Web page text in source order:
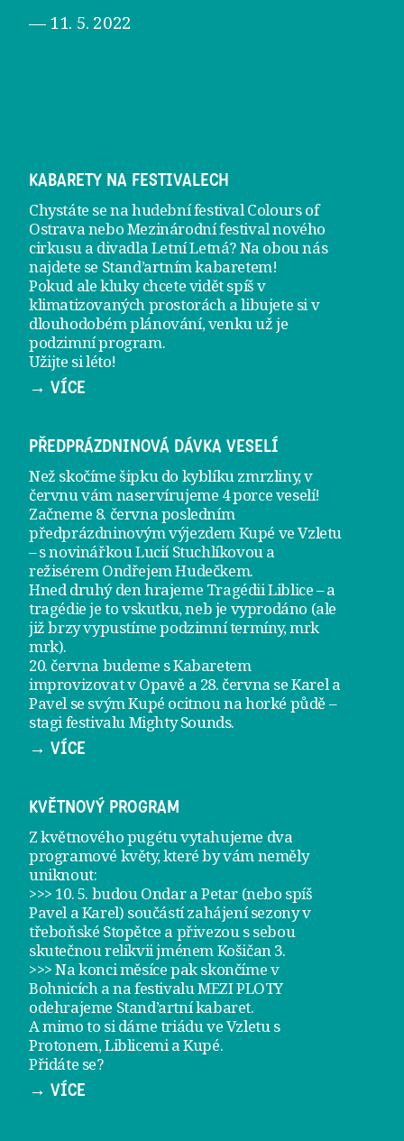
— 11. 5. 2022
KABARETY NA FESTIVALECH
Chystáte se na hudební festival Colours of
Ostrava nebo Mezinárodní festival nového
cirkusu a divadla Letní Letná? Na obou nás
najdete se Stand’artním kabaretem!
Pokud ale kluky chcete vidět spíš v
klimatizovaných prostorách a libujete si v
dlouhodobém plánování, venku už je
podzimní program.
Užijte si léto!
→ VÍCE
PŘEDPRÁZDNINOVÁ DÁVKA VESELÍ
Než skočíme šipku do kyblíku zmrzliny, v
červnu vám naservírujeme 4 porce veselí!
Začneme 8. června posledním
předprázdninovým výjezdemKupé ve Vzletu
– s novinářkou Lucií Stuchlíkovou a
režisérem Ondřejem Hudečkem.
Hned druhý den hrajeme Tragédii Liblice– a
tragédie je to vskutku, neb je vyprodáno (ale
již brzy vypustíme podzimní termíny, mrk
mrk).
20. června budeme s Kabaretem
improvizovat v Opavě a 28. června se Karel a
Pavel se svým Kupé ocitnou na horké půdě –
stagi festivalu Mighty Sounds.
→ VÍCE
KVĚTNOVÝ PROGRAM
Z květnového pugétu vytahujeme dva
programové květy, které by vám neměly
uniknout:
>>> 10. 5. budou Ondar a Petar (nebo spíš
Pavel a Karel) součástí zahájení sezony v
třeboňské Stopětce a přivezou s sebou
skutečnou relikvii jménemKošičan 3.
>>> Na konci měsíce pak skončíme v
Bohnicích a na festivaluMEZI PLOTY
odehrajeme Stand’artní kabaret.
A mimo to si dámetriádu ve Vzletus
Protonem, Liblicemi a Kupé.
Přidáte se?
→ VÍCE